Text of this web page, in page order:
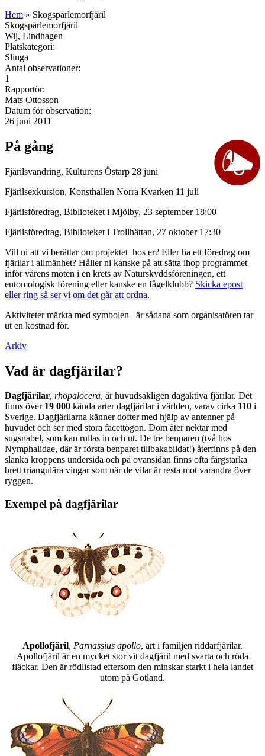
Hem » Skogspärlemorfjäril
Skogspärlemorfjäril
Wij, Lindhagen
Platskategori:
Slinga
Antal observationer:
1
Rapportör:
Mats Ottosson
Datum för observation:
26 juni 2011
På gång
Fjärilsvandring, Kulturens Östarp 28 juni
Fjärilsexkursion, Konsthallen Norra Kvarken 11 juli
Fjärilsföredrag, Biblioteket i Mjölby, 23 september 18:00
Fjärilsföredrag, Biblioteket i Trollhättan, 27 oktober 17:30
Vill ni att vi berättar om projektet hos er? Eller ha ett föredrag om
fjärilar i allmänhet? Håller ni kanske på att sätta ihop programmet
inför vårens möten i en krets av Naturskyddsföreningen, ett
entomologisk förening eller kanske en fågelklubb? Skicka epost
eller ring så ser vi om det går att ordna.
Aktiviteter märkta med symbolen
är sådana som organisatören tar
ut en kostnad för.
Arkiv
Vad är dagfjärilar?
Dagfjärilar, rhopalocera, är huvudsakligen dagaktiva fjärilar. Det
finns över 19 000 kända arter dagfjärilar i världen, varav cirka 110 i
Sverige. Dagfjärilarna känner dofter med hjälp av antenner på
huvudet och ser med stora facettögon. Dom äter nektar med
sugsnabel, som kan rullas in och ut. De tre benparen (två hos
Nymphalidae, där är första benparet tillbakabildat!) återfinns på den
slanka kroppens undersida och på ovansidan finns ofta färgstarka
brett triangulära vingar som när de vilar är resta mot varandra över
ryggen.
Exempel på dagfjärilar
Apollofjäril, Parnassius apollo, art i familjen riddarfjärilar.
Apollofjäril är en mycket stor vit dagfjäril med svarta och röda
fläckar. Den är rödlistad eftersom den minskar starkt i hela landet
utom på Gotland.